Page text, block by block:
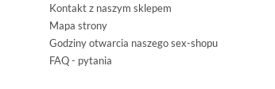
Kontakt z naszym sklepem
Mapa strony
Godziny otwarcia naszego sex-shopu
FAQ - pytania